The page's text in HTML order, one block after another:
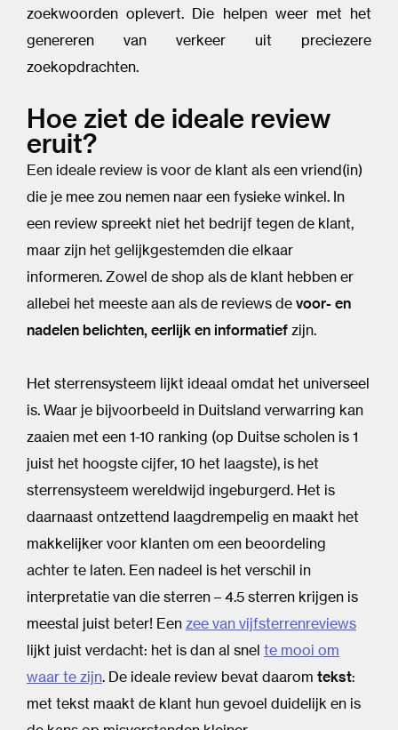
zoekwoorden oplevert. Die helpen weer met het
genereren van verkeer uit preciezere
zoekopdrachten.
Hoe ziet de ideale review
eruit?
Een ideale review is voor de klant als een vriend(in)
die je mee zou nemen naar een fysieke winkel. In
een review spreekt niet het bedrijf tegen de klant,
maar zijn het gelijkgestemden die elkaar
informeren. Zowel de shop als de klant hebben er
allebei het meeste aan als de reviews de voor- en
nadelen belichten, eerlijk en informatief zijn.
Het sterrensysteem lijkt ideaal omdat het universeel
is. Waar je bijvoorbeeld in Duitsland verwarring kan
zaaien met een 1-10 ranking (op Duitse scholen is 1
juist het hoogste cijfer, 10 het laagste), is het
sterrensysteem wereldwijd ingeburgerd. Het is
daarnaast ontzettend laagdrempelig en maakt het
makkelijker voor klanten om een beoordeling
achter te laten. Een nadeel is het verschil in
interpretatie van die sterren – 4.5 sterren krijgen is
meestal juist beter! Een zee van vijfsterrenreviews
lijkt juist verdacht: het is dan al snel te mooi om
waar te zijn. De ideale review bevat daarom tekst:
met tekst maakt de klant hun gevoel duidelijk en is